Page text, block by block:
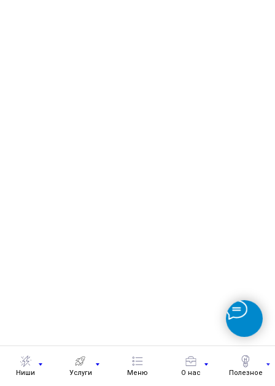
Ниши Услуги Меню О нас Полезное